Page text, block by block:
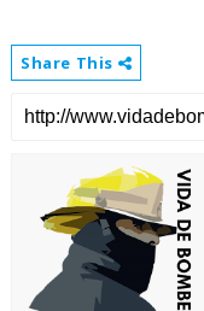
Share This